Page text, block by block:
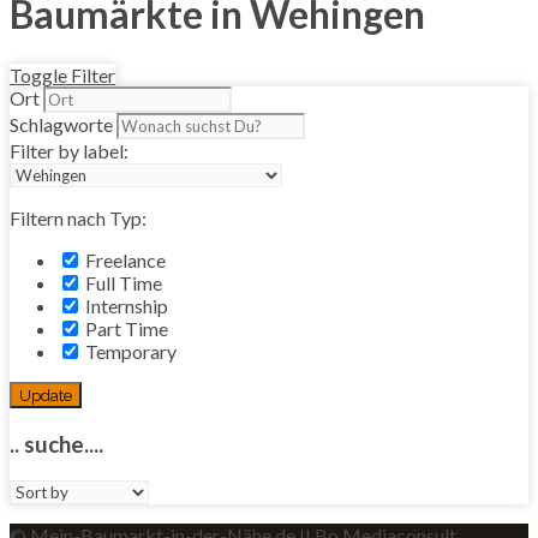
Baumärkte in Wehingen
Toggle Filter
Ort
Schlagworte
Filter by label:
Filtern nach Typ:
Freelance
Full Time
Internship
Part Time
Temporary
Update
.. suche....
Sort